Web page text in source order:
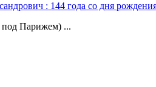
: 144 года со дня
под Парижем) ...